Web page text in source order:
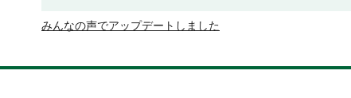
みんなの声でアップデートしました